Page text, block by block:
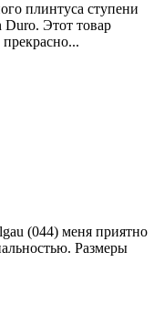
плинтуса ступени
Duro. Этот товар
(044) меня приятно
Размеры